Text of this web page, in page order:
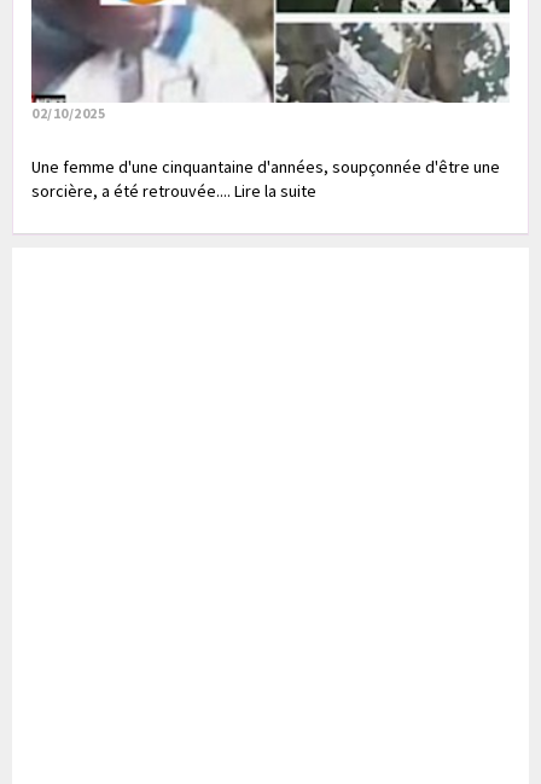
02/10/2025
Une femme d'une cinquantaine d'années, soupçonnée d'être une
sorcière, a été retrouvée.... Lire la suite